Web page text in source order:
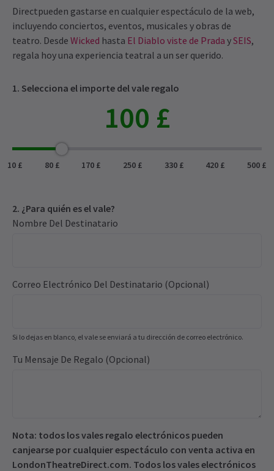
Directpueden gastarse en cualquier espectáculo de la web,
incluyendo conciertos, eventos, musicales y obras de
teatro. Desde Wicked hasta El Diablo viste de Prada ySEIS,
regala hoy una experiencia teatral a un ser querido.
1. Selecciona el importe del vale regalo
100 £
100
10 £ 80 £ 170 £ 250 £ 330 £ 420 £ 500 £
2. ¿Para quién es el vale?
Nombre Del Destinatario
Correo Electrónico Del Destinatario (opcional)
Si lo dejas en blanco, el vale se enviará a tu dirección de correo electrónico.
Tu Mensaje De Regalo (opcional)
Nota: todos los vales regalo electrónicos pueden
canjearse por cualquier espectáculo con venta activa en
LondonTheatreDirect.com. Todos los vales electrónicos